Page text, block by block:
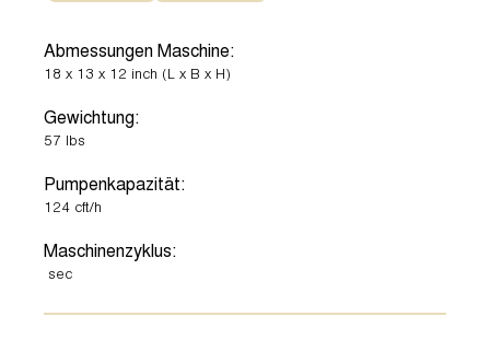
Abmessungen Maschine:
18 x 13 x 12 inch (L x B x H)
Gewichtung:
57 lbs
Pumpenkapazität:
124 cft/h
Maschinenzyklus:
sec